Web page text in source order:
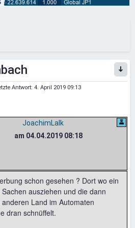
Antwort: 4. April 2019 09:13
JoachimLalk
am 04.04.2019 08:18
schon gesehen ? Dort wo ein
ausziehen und die dann
Land im Automaten
dran schnüffelt.